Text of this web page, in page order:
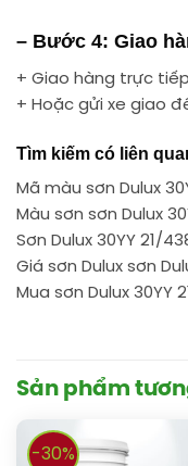
– Bước 4: Giao
+ Giao hàng trực
+ Hoặc gửi xe giao
Tìm kiếm có liên
Mã màu sơn Dulux
Màu sơn sơn Dulux
Sơn Dulux 30YY 21/
Giá sơn Dulux sơn
Mua sơn Dulux 30YY
Sản phẩm
-30%